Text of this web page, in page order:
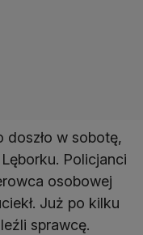
w sobotę,
Policjanci
osobowej
Już po kilku
sprawcę.